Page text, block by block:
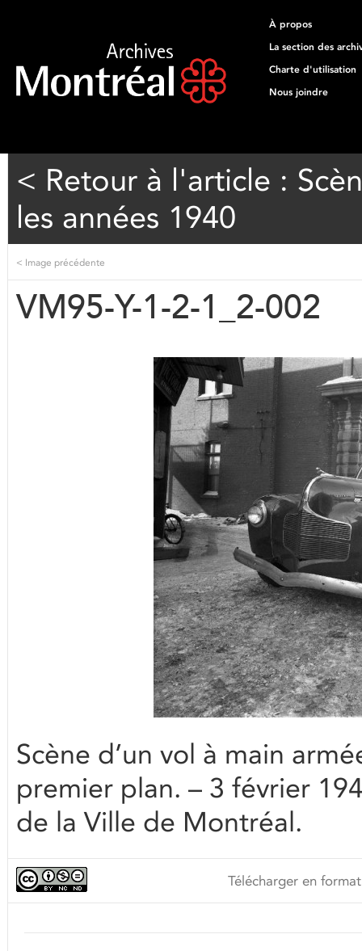
À propos
La section des
Charte d'utilisation
Nous joindre
< Retour à l'article :
les années 1940
< Image précédente
VM95-Y-1-2-1_2-002
Scène d’un vol à main
premier plan. – 3 février
de la Ville de Montréal.
Télécharger en